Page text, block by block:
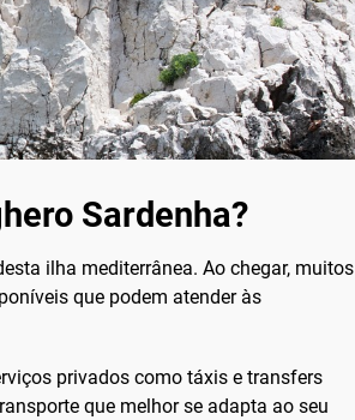
Sardenha?
ilha mediterrânea. Ao chegar, muitos
que podem atender às
privados como táxis e transfers
que melhor se adapta ao seu